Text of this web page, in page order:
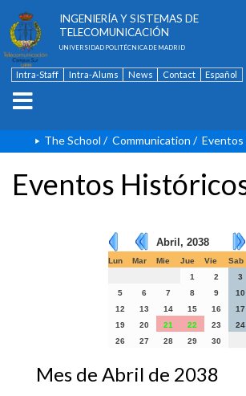
INGENIERÍA Y SISTEMAS DE
TELECOMUNICACIÓN
UNIVERSIDAD POLITÉCNICA DE MADRID
Intra-Staff Intra-Alums News Contact Español
The School / Communication /
Eventos
Abril, 2038
Lun Mar Mie Jue Vie Sab
1
2 3
5
6 7 8 9 10
12
13 14 15 16 17
19
20 21 22 23 24
26
27 28 29 30
Mes de Abril de 2038